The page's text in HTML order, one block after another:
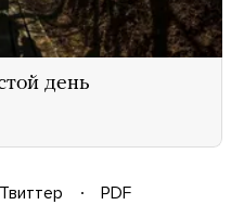
день
Твиттер
PDF